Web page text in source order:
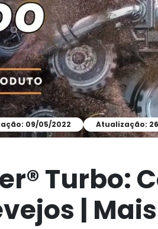
09/05/2022 Atualização:
Turbo:
|